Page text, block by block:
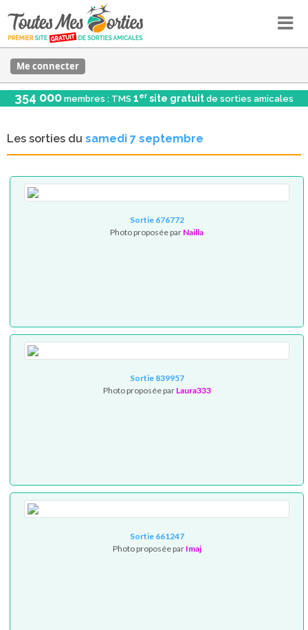
Me connecter
354 000 membres : TMS 1er site gratuit de sorties amicales
Les sorties du samedi 7 septembre
Sortie 676772
Photo proposée par Nailla
Sortie 839957
Photo proposée par Laura333
Sortie 661247
Photo proposée par Imaj